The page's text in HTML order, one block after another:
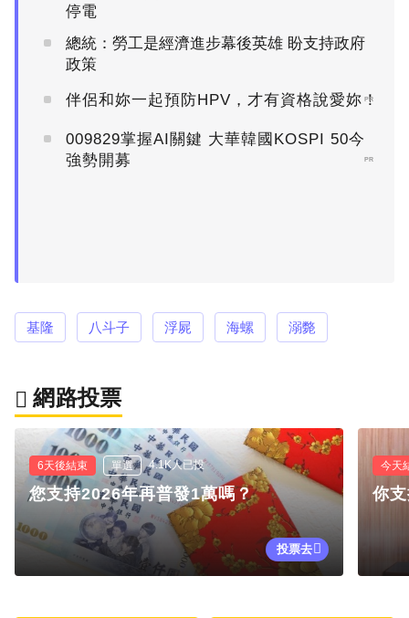
停電
總統：勞工是經濟進步幕後英雄 盼支持政府
政策
伴侶和妳一起預防HPV，才有資格說愛妳！
PR
009829掌握AI關鍵 大華韓國KOSPI 50今
強勢開募
PR
基隆 八斗子 浮屍 海螺 溺斃
網路投票
6天後結束 單選 4.1K人已投
您支持2026年再普發1萬嗎？
投票去
今天
你